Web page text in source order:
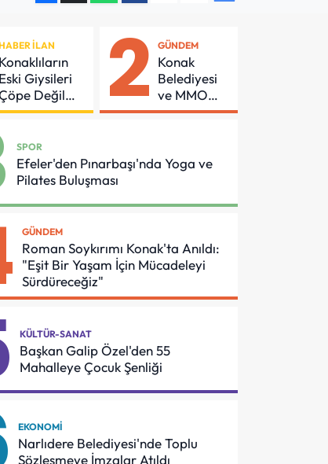
İLAN
Konaklıların
Eski Giysileri
Değil
Gidiyor
2 GÜNDEM
Konak
Belediyesi
ve MMO
Arasında
İçin Önemli
Protokol
SPOR
Efeler'den Pınarbaşı'nda Yoga ve
Pilates Buluşması
GÜNDEM
Roman Soykırımı Konak'ta Anıldı:
"Eşit Bir Yaşam İçin Mücadeleyi
Sürdüreceğiz"
KÜLTÜR-SANAT
Başkan Galip Özel'den 55
Mahalleye Çocuk Şenliği
EKONOMI
Narlıdere Belediyesi'nde Toplu
Sözleşmeye İmzalar Atıldı